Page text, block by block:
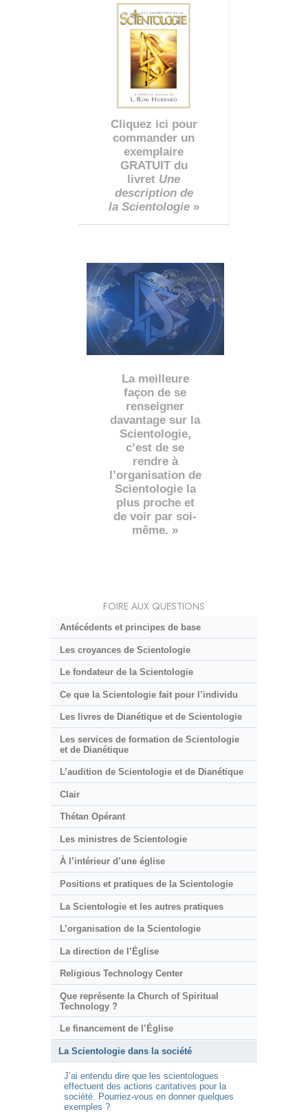
Cliquez ici pour
commander un
exemplaire
GRATUIT du
livret Une
description de
la Scientologie»
La meilleure
façon de se
renseigner
davantage sur la
Scientologie,
c’est de se
rendre à
l’organisation de
Scientologie la
plus proche et
de voir par soi-
même. »
FOIRE AUX QUESTIONS
Antécédents et principes de base
Les croyances de Scientologie
Le fondateur de la Scientologie
Ce que la Scientologie fait pour l’individu
Les livres de Dianétique et de Scientologie
Les services de formation de Scientologie
et de Dianétique
L’audition de Scientologie et de Dianétique
Clair
Thétan Opérant
Les ministres de Scientologie
À l’intérieur d’une église
Positions et pratiques de la Scientologie
La Scientologie et les autres pratiques
L’organisation de la Scientologie
La direction de l’Église
Religious Technology Center
Que représente la Church of Spiritual
Technology ?
Le financement de l’Église
La Scientologie dans la société
J’ai entendu dire que les scientologues
effectuent des actions caritatives pour la
société. Pourriez-vous en donner quelques
exemples ?